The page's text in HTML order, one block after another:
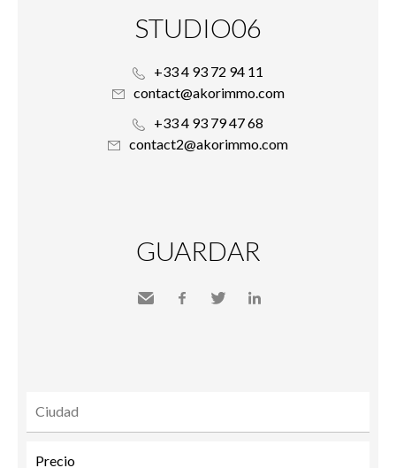
STUDIO06
+33 4 93 72 94 11
contact@akorimmo.com
+33 4 93 79 47 68
contact2@akorimmo.com
GUARDAR